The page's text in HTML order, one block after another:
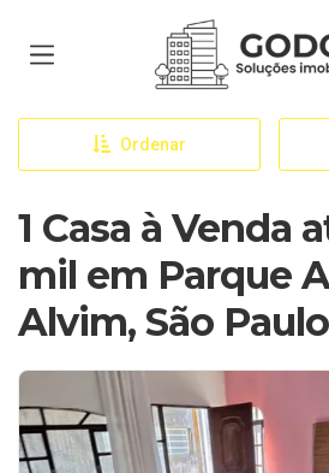
Página inicial
Ordenar
1 Casa à Venda
mil em Parque
Alvim, São